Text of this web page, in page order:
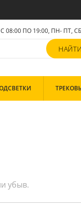
С 08:00 ПО 19:00, ПН- ПТ,